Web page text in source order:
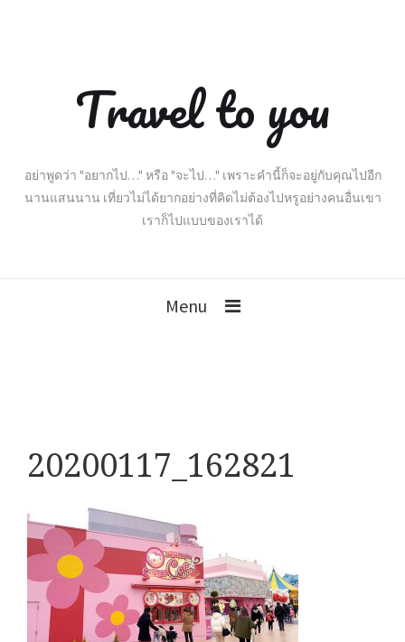
Travel to you
อย่าพูดว่า "อยากไป…" หรือ "จะไป…" เพราะคำนี้ก็จะอยู่กับคุณไปอีก
นานแสนนาน เที่ยวไม่ได้ยากอย่างที่คิดไม่ต้องไปหรูอย่างคนอื่นเขา
เราก็ไปแบบของเราได้
Menu
20200117_162821